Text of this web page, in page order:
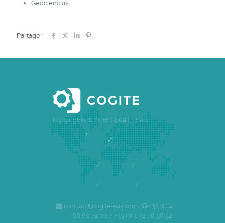
Geociencias.
Partager
Copyrights © 2016 COGITE SAS
Inicio / Cogite / Equipo /
Clientes / /
contact@cogite-sas.com ·
+33 (0) 4
68 60 71 00 / +33 (0) 1 42 78 58 52